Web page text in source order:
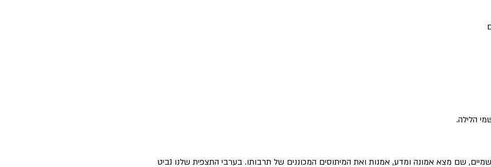
הלילה.
שם מצא אמונה ומדע, אמנות ואת המיתוסים המכוננים של תרבותו. בערבי התצפית שלנו נביט